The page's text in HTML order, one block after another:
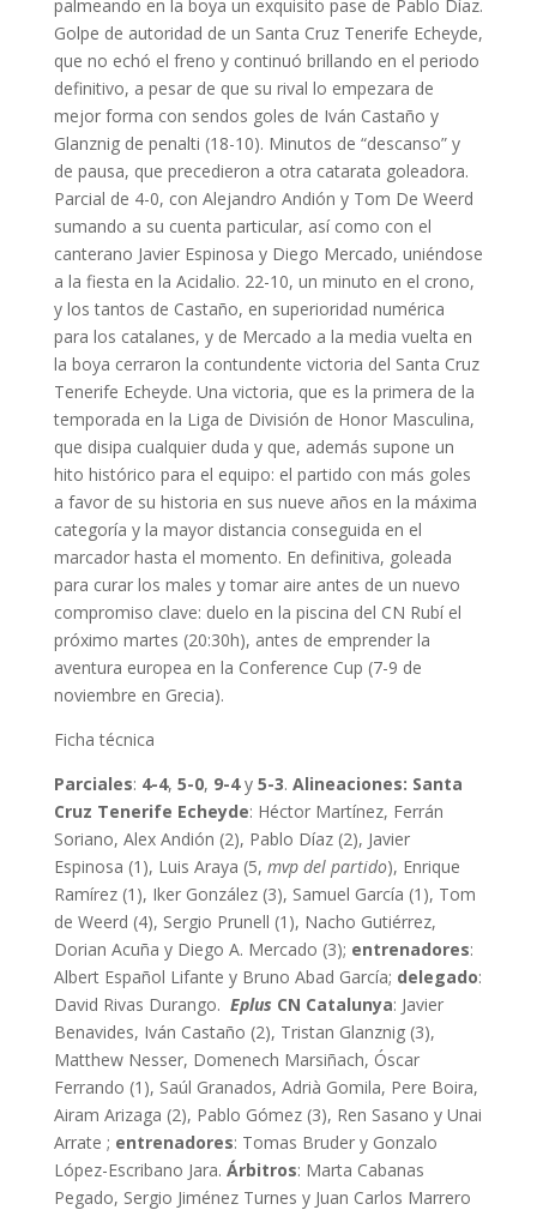
palmeando en la boya un exquisito pase de Pablo Díaz.
Golpe de autoridad de un Santa Cruz Tenerife Echeyde,
que no echó el freno y continuó brillando en el periodo
definitivo, a pesar de que su rival lo empezara de
mejor forma con sendos goles de Iván Castaño y
Glanznig de penalti (18-10). Minutos de “descanso” y
de pausa, que precedieron a otra catarata goleadora.
Parcial de 4-0, con Alejandro Andión y Tom De Weerd
sumando a su cuenta particular, así como con el
canterano Javier Espinosa y Diego Mercado, uniéndose
a la fiesta en la Acidalio. 22-10, un minuto en el crono,
y los tantos de Castaño, en superioridad numérica
para los catalanes, y de Mercado a la media vuelta en
la boya cerraron la contundente victoria del Santa Cruz
Tenerife Echeyde. Una victoria, que es la primera de la
temporada en la Liga de División de Honor Masculina,
que disipa cualquier duda y que, además supone un
hito histórico para el equipo: el partido con más goles
a favor de su historia en sus nueve años en la máxima
categoría y la mayor distancia conseguida en el
marcador hasta el momento. En definitiva, goleada
para curar los males y tomar aire antes de un nuevo
compromiso clave: duelo en la piscina del CN Rubí el
próximo martes (20:30h), antes de emprender la
aventura europea en la Conference Cup (7-9 de
noviembre en Grecia).
Ficha técnica
Parciales: 4-4, 5-0, 9-4y 5-3. Alineaciones: Santa
Cruz Tenerife Echeyde: Héctor Martínez, Ferrán
Soriano, Alex Andión (2), Pablo Díaz (2), Javier
Espinosa (1), Luis Araya (5, mvp del partido), Enrique
Ramírez (1), Iker González (3), Samuel García (1), Tom
de Weerd (4), Sergio Prunell (1), Nacho Gutiérrez,
Dorian Acuña y Diego A. Mercado (3); entrenadores:
Albert Español Lifante y Bruno Abad García; delegado:
David Rivas Durango. Eplus CN Catalunya: Javier
Benavides, Iván Castaño (2), Tristan Glanznig (3),
Matthew Nesser, Domenech Marsiñach, Óscar
Ferrando (1), Saúl Granados, Adrià Gomila, Pere Boira,
Airam Arizaga (2), Pablo Gómez (3), Ren Sasano y Unai
Arrate ; entrenadores: Tomas Bruder y Gonzalo
López-Escribano Jara. Árbitros: Marta Cabanas
Pegado, Sergio Jiménez Turnes y Juan Carlos Marrero